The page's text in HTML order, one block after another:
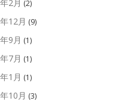
2月 (2)
12月 (9)
9月 (1)
7月 (1)
1月 (1)
10月 (3)